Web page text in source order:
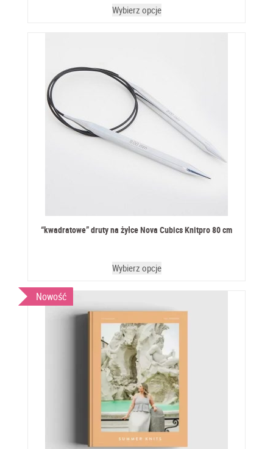
Wybierz opcje
“kwadratowe” druty na żyłce Nova Cubics Knitpro 80 cm
Wybierz opcje
Nowość